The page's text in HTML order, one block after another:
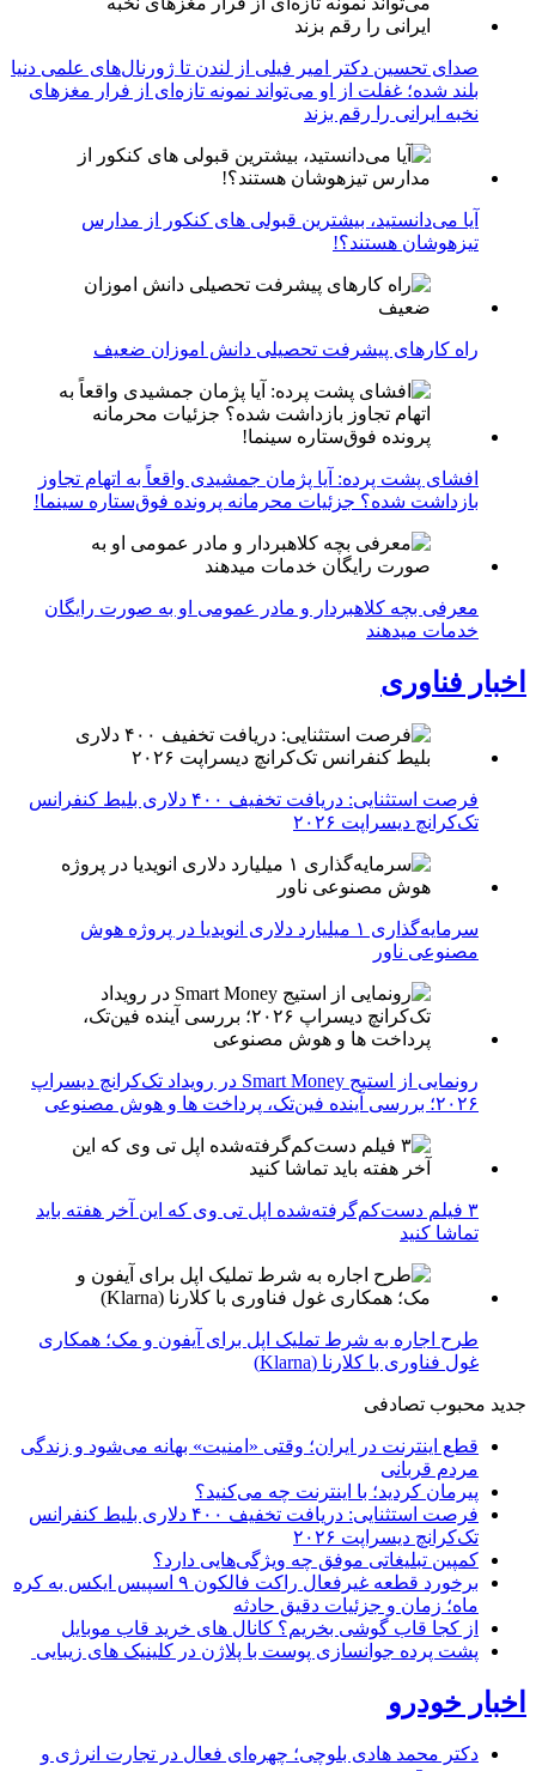
صدای تحسین دکتر امیر فیلی از لندن تا ژورنال‌های علمی دنیا
بلند شده؛ غفلت از او می‌تواند نمونه تازه‌ای از فرار مغزهای
نخبه ایرانی را رقم بزند
آیا می‌دانستید، بیشترین قبولی های کنکور از مدارس
تیزهوشان هستند؟!
راه کارهای پیشرفت تحصیلی دانش اموزان ضعیف
افشای پشت پرده: آیا پژمان جمشیدی واقعاً به اتهام تجاوز
بازداشت شده؟ جزئیات محرمانه پرونده فوق‌ستاره سینما!
معرفی بچه کلاهبردار و مادر عمومی او به صورت رایگان
خدمات میدهند
اخبار فناوری
فرصت استثنایی: دریافت تخفیف ۴۰۰ دلاری بلیط کنفرانس
تک‌کرانچ دیسراپت ۲۰۲۶
سرمایه‌گذاری ۱ میلیارد دلاری انویدیا در پروژه هوش
مصنوعی ناور
رونمایی از استیج Smart Money در رویداد تک‌کرانچ دیسراپ
۲۰۲۶؛ بررسی آینده فین‌تک، پرداخت‌ ها و هوش مصنوعی
۳ فیلم دست‌کم‌گرفته‌شده اپل تی وی که این آخر هفته باید
تماشا کنید
طرح اجاره به شرط تملیک اپل برای آیفون و مک؛ همکاری
غول فناوری با کلارنا (Klarna)
جدید محبوب تصادفی
قطع اینترنت در ایران؛ وقتی «امنیت» بهانه می‌شود و زندگی
مردم قربانی
پیرمان کردید؛ با اینترنت چه می‌کنید؟
فرصت استثنایی: دریافت تخفیف ۴۰۰ دلاری بلیط کنفرانس
تک‌کرانچ دیسراپت ۲۰۲۶
کمپین تبلیغاتی موفق چه ویژگی‌هایی دارد؟
برخورد قطعه غیرفعال راکت فالکون ۹ اسپیس ایکس به کره
ماه؛ زمان و جزئیات دقیق حادثه
از کجا قاب گوشی بخریم؟ کانال های خرید قاب موبایل
پشت پرده جوانسازی پوست با پلاژن در کلینیک های زیبایی
اخبار خودرو
دکتر محمد هادی بلوچی؛ چهره‌ای فعال در تجارت انرژی و